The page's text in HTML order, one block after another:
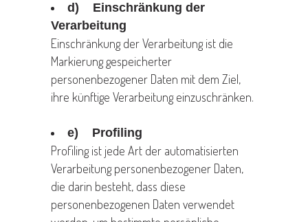
d) Einschränkung der
Verarbeitung
Einschränkung der Verarbeitung ist die
Markierung gespeicherter
personenbezogener Daten mit dem Ziel,
ihre künftige Verarbeitung einzuschränken.
e) Profiling
Profiling ist jede Art der automatisierten
Verarbeitung personenbezogener Daten,
die darin besteht, dass diese
personenbezogenen Daten verwendet